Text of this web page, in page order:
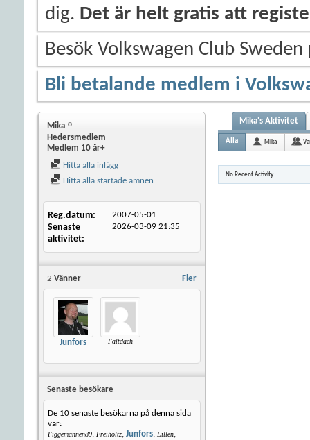
dig. Det är helt gratis att
Besök Volkswagen Club
Bli betalande medlem i
Mika
Hedersmedlem
Medlem 10 år+
Hitta alla inlägg
Hitta alla startade ämnen
Reg.datum 2007-05-01
Senaste
aktivitet
2026-03-09 21:35
Fler
2 Vänner
Junfors Faltdach
Senaste besökare
De 10 senaste besökarna på denna sida
var:
Figgemannen89, Freiholtz, Junfors, Lillen,
Mika's Aktivitet
Alla Mika
No Recent Activity